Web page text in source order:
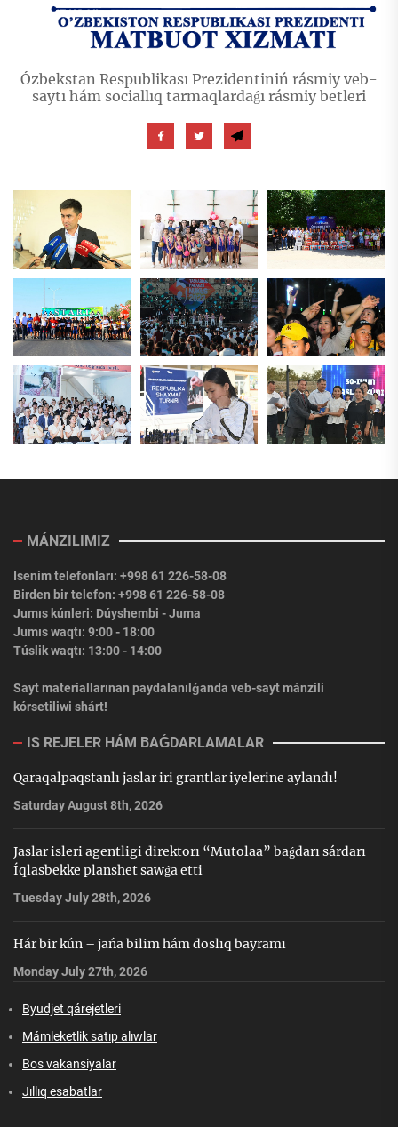
Ózbekstan Respublikası Prezidentiniń rásmiy veb-
saytı hám sociallıq tarmaqlardaǵı rásmiy betleri
MÁNZILIMIZ
Isenim telefonları: +998 61 226-58-08
Birden bir telefon: +998 61 226-58-08
Jumıs kúnleri: Dúyshembi - Juma
Jumıs waqtı: 9:00 - 18:00
Túslik waqtı: 13:00 - 14:00
Sayt materiallarınan paydalanılǵanda veb-sayt mánzili
kórsetiliwi shárt!
IS REJELER HÁM BAǴDARLAMALAR
Qaraqalpaqstanlı jaslar iri grantlar iyelerine aylandı!
Saturday August 8th, 2026
Jaslar isleri agentligi direktorı “Mutolaa” baǵdarı sárdarı
Íqlasbekke planshet sawǵa etti
Tuesday July 28th, 2026
Hár bir kún – jańa bilim hám doslıq bayramı
Monday July 27th, 2026
Byudjet qárejetleri
Mámleketlik satıp alıwlar
Bos vakansiyalar
Jıllıq esabatlar